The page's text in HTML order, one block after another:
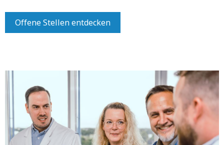
Offene Stellen entdecken